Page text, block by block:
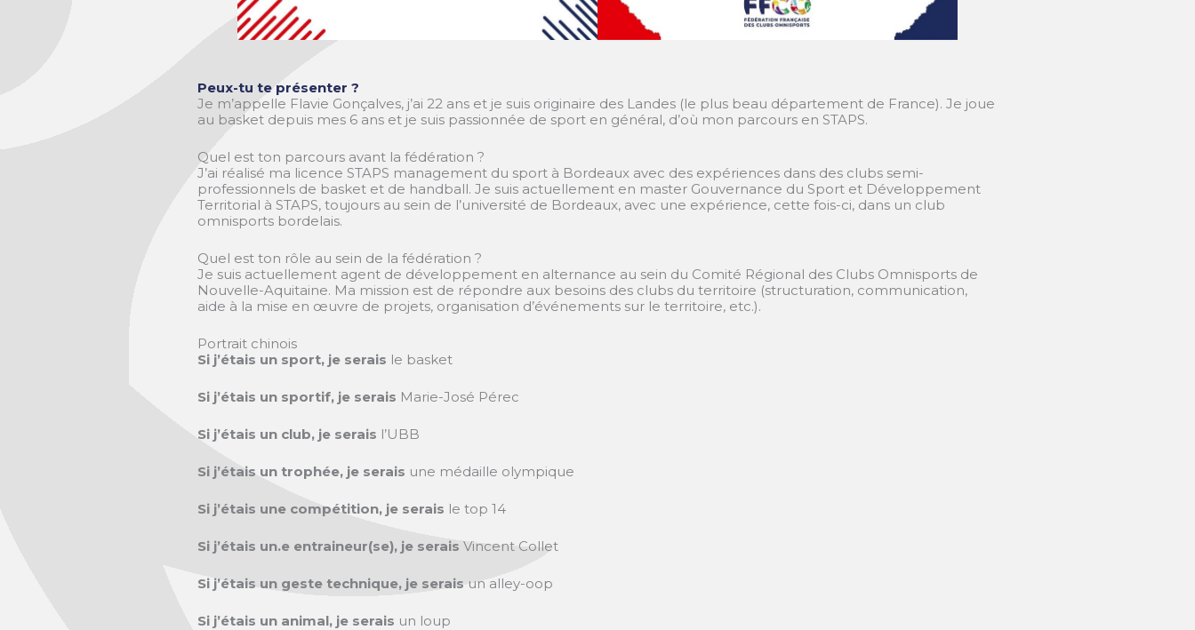
Peux-tu te présenter ?
Je m’appelle Flavie Gonçalves, j’ai 22 ans et je suis originaire des Landes (le plus beau département de France). Je joue
au basket depuis mes 6 ans et je suis passionnée de sport en général, d’où mon parcours en STAPS.
Quel est ton parcours avant la fédération ?
J’ai réalisé ma licence STAPS management du sport à Bordeaux avec des expériences dans des clubs semi-
professionnels de basket et de handball. Je suis actuellement en master Gouvernance du Sport et Développement
Territorial à STAPS, toujours au sein de l’université de Bordeaux, avec une expérience, cette fois-ci, dans un club
omnisports bordelais.
Quel est ton rôle au sein de la fédération ?
Je suis actuellement agent de développement en alternance au sein du Comité Régional des Clubs Omnisports de
Nouvelle-Aquitaine. Ma mission est de répondre aux besoins des clubs du territoire (structuration, communication,
aide à la mise en œuvre de projets, organisation d’événements sur le territoire, etc.).
Portrait chinois
Si j’étais un sport, je serais le basket
Si j’étais un sportif, je serais Marie-José Pérec
Si j’étais un club, je serais l’UBB
Si j’étais un trophée, je serais une médaille olympique
Si j’étais une compétition, je serais le top 14
Si j’étais un.e entraineur(se), je serais Vincent Collet
Si j’étais un geste technique, je serais un alley-oop
Si j’étais un animal, je serais un loup